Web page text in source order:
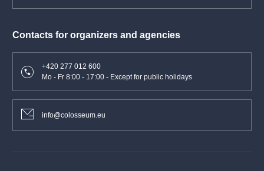
Contacts for organizers and agencies
+420 277 012 600
Mo - Fr 8:00 - 17:00 - Except for public holidays
info@colosseum.eu